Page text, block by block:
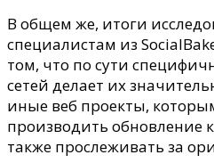
В общем же, итоги
специалистам из
том, что по сути
сетей делает их
иные веб проекты,
производить обновление
также прослеживать за